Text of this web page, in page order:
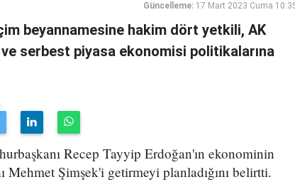
Güncelleme: 17 Mart 2023 Cuma
beyannamesine hakim dört yetkili, AK
serbest piyasa ekonomisi politikalarına
Recep Tayyip Erdoğan'ın ekonominin
Mehmet Şimşek'i getirmeyi planladığını belirtti.